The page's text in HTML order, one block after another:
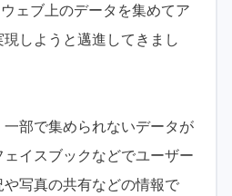
ェブ上のデータを集めてア
しようと邁進してきまし
部で集められないデータが
イスブックなどでユーザー
写真の共有などの情報で